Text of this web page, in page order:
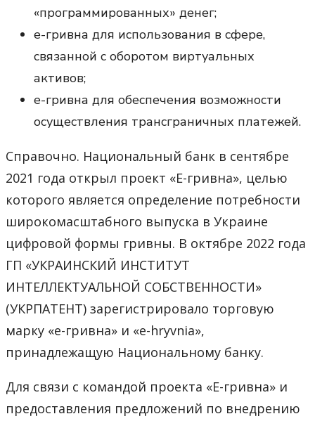
«программированных» денег;
е-гривна для использования в сфере,
связанной с оборотом виртуальных
активов;
е-гривна для обеспечения возможности
осуществления трансграничных платежей.
Справочно. Национальный банк в сентябре
2021 года открыл проект «Е-гривна», целью
которого является определение потребности
широкомасштабного выпуска в Украине
цифровой формы гривны. В октябре 2022 года
ГП «УКРАИНСКИЙ ИНСТИТУТ
ИНТЕЛЛЕКТУАЛЬНОЙ СОБСТВЕННОСТИ»
(УКРПАТЕНТ) зарегистрировало торговую
марку «е-гривна» и «e-hryvnia»,
принадлежащую Национальному банку.
Для связи с командой проекта «Е-гривна» и
предоставления предложений по внедрению